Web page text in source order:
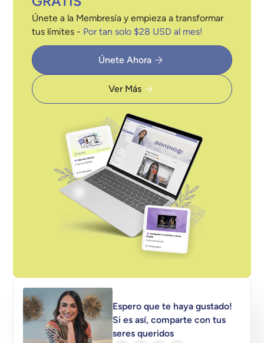
Únete a la Membresía y empieza a transformar
tus límites - Por tan solo $28 USD al mes!
Únete Ahora
Ver Más
Espero que te haya gustado!
Si es así, comparte con tus
seres queridos